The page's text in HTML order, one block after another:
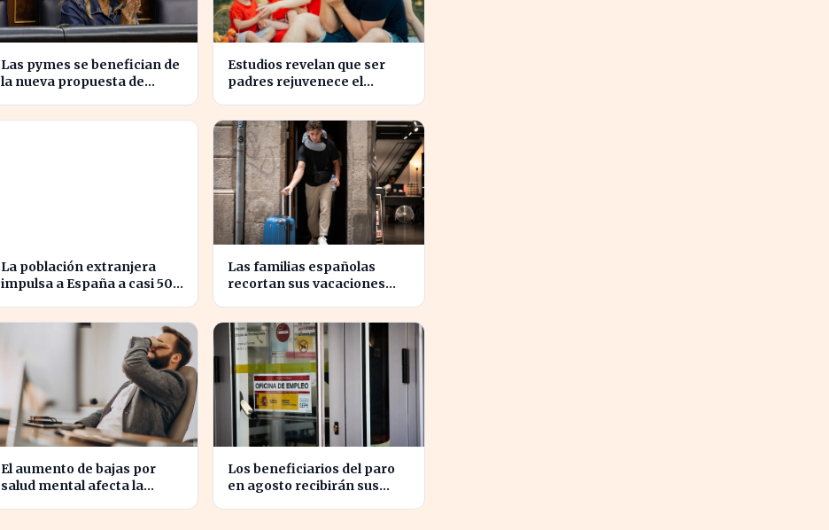
Las pymes se benefician de
la nueva propuesta de
Estudios revelan que ser
padres rejuvenece el
La población extranjera
impulsa a España a casi 50
Las familias españolas
recortan sus vacaciones
El aumento de bajas por
salud mental afecta la
Los beneficiarios del paro
en agosto recibirán sus